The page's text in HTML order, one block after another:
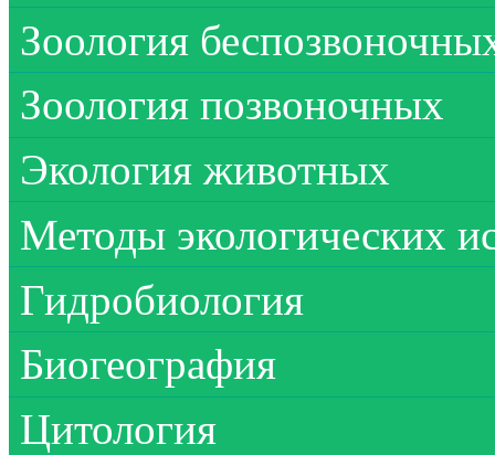
Зоология
Зоология позвоночных
Экология животных
Методы экологических
Гидробиология
Биогеография
Цитология